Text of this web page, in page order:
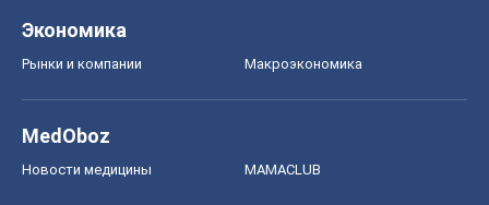
Экономика
Рынки и компании Mакроэкономика
MedOboz
Новости медицины MAMACLUB